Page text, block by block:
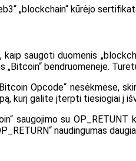
„blockchain“ kūrėjo
kaip saugoti duomenis
„Bitcoin“ bendruomenėje.
Opcode“ nesėkmėse,
kurį galite įterpti tiesiogiai į
saugojimo su
naudingumas